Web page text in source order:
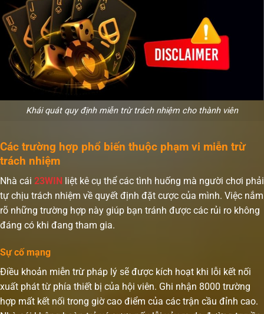
Khái quát quy định miễn trừ trách nhiệm cho thành viên
Các trường hợp phổ biến thuộc phạm vi miễn trừ
trách nhiệm
Nhà cái 23WIN
liệt kê cụ thể các tình huống mà người chơi phải
tự chịu trách nhiệm về quyết định đặt cược của mình. Việc nắm
rõ những trường hợp này giúp bạn tránh được các rủi ro không
đáng có khi đang tham gia.
Sự cố mạng
Điều khoản miễn trừ pháp lý sẽ được kích hoạt khi lỗi kết nối
xuất phát từ phía thiết bị của hội viên. Ghi nhận 8000 trường
hợp mất kết nối trong giờ cao điểm của các trận cầu đỉnh cao.